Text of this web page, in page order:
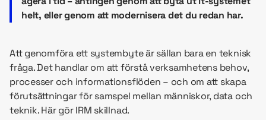
helt, eller genom att modernisera det du redan har.
Att genomföra ett systembyte är sällan bara en teknisk
fråga. Det handlar om att förstå verksamhetens behov,
processer och informationsflöden – och om att skapa
förutsättningar för samspel mellan människor, data och
teknik. Här gör IRM skillnad.